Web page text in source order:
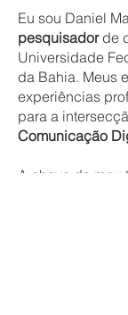
Eu sou Daniel
pesquisadorde
Universidade
da Bahia. Meus
experiências
para a
Comunicação
A chave do meu